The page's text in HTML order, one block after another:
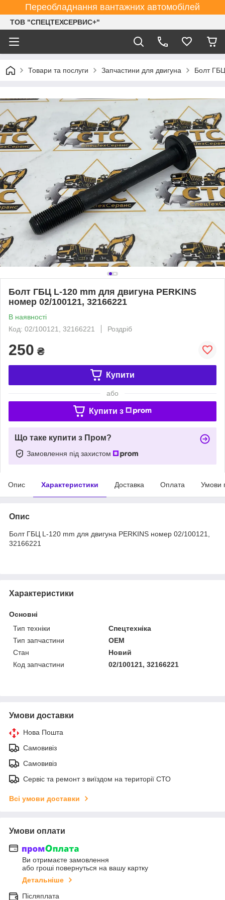
Переобладнання вантажних автомобілей
ТОВ "СПЕЦТЕХСЕРВИС+"
Товари та послуги Запчастини для двигуна Болт
Болт ГБЦ L-120 mm для двигуна PERKINS
номер 02/100121, 32166221
В наявності
Код: 02/100121, 32166221
Роздріб
250 ₴
Купити
або
Купити з
Що таке купити з Пром?
Замовлення під захистом
Опис Характеристики Доставка Оплата Умови
Опис
Болт ГБЦ L-120 mm для двигуна PERKINS номер 02/100121,
32166221
Характеристики
Основні
Тип техніки
Спецтехніка
Тип запчастини
OEM
Стан
Новий
Код запчастини
02/100121, 32166221
Умови доставки
Нова Пошта
Самовивіз
Самовивіз
Сервіс та ремонт з виїздом на території СТО
Всі умови доставки
Умови оплати
Ви отримаєте замовлення
або гроші повернуться на вашу картку
Детальніше
Післяплата